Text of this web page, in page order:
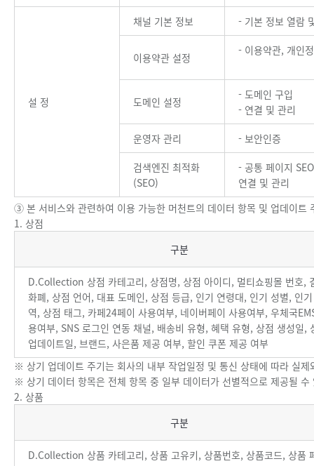
설 정
채널 기본 정보 - 기본 정보 열람
이용약관 설정
- 이용약관, 개인
도메인 설정
- 도메인 구입
- 연결 및 관리
운영자 관리 - 보안인증
검색엔진 최적화
(SEO)
- 공통 페이지
연결 및 관리
③ 본 서비스와 관련하여 이용 가능한 머천트의 데이터 항목 및 업데이트
1. 상점
구분
D.Collection 상점 카테고리, 상점명, 상점 아이디, 멀티쇼핑몰 번호,
화폐, 상점 언어, 대표 도메인, 상점 등급, 인기 연령대, 인기 성별, 인
역, 상점 태그, 카페24페이 사용여부, 네이버페이 사용여부, 우체국
용여부, SNS 로그인 연동 채널, 배송비 유형, 혜택 유형, 상점 생성일,
업데이트일, 브랜드, 사은품 제공 여부, 할인 쿠폰 제공 여부
※ 상기 업데이트 주기는 회사의 내부 작업일정 및 통신 상태에 따라 실제
※ 상기 데이터 항목은 전체 항목 중 일부 데이터가 선별적으로 제공될 수
2. 상품
구분
D.Collection 상품 카테고리, 상품 고유키, 상품번호, 상품코드, 상품